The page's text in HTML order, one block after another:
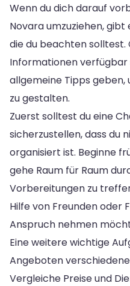
Wenn du dich darauf
Novara umzuziehen,
die du beachten
Informationen verfügbar
allgemeine Tipps geben,
zu gestalten.
Zuerst solltest du eine
sicherzustellen, dass du
organisiert ist. Beginne
gehe Raum für Raum
Vorbereitungen zu
Hilfe von Freunden oder
Anspruch nehmen
Eine weitere wichtige
Angeboten
Vergleiche Preise und